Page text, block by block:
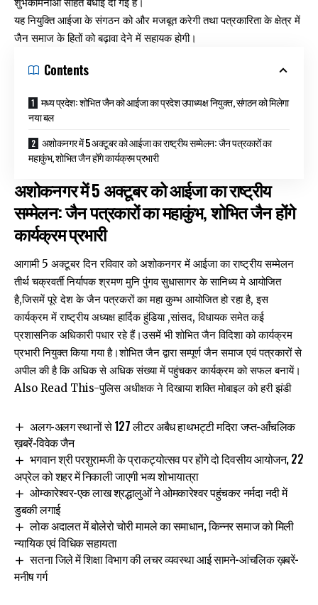
यह नियुक्ति आईजा के संगठन को और मजबूत करेगी तथा पत्रकारिता के क्षेत्र में
जैन समाज के हितों को बढ़ावा देने में सहायक होगी।
Contents
मध्य प्रदेश: शोभित जैन को आईजा का प्रदेश उपाध्यक्ष नियुक्त, संगठन को मिलेगा
नया बल
अशोकनगर में 5 अक्टूबर को आईजा का राष्ट्रीय सम्मेलन: जैन पत्रकारों का
महाकुंभ, शोभित जैन होंगे कार्यक्रम प्रभारी
अशोकनगर में 5 अक्टूबर को आईजा का राष्ट्रीय
सम्मेलन: जैन पत्रकारों का महाकुंभ, शोभित जैन होंगे
कार्यक्रम प्रभारी
आगामी 5 अक्टूबर दिन रविवार को अशोकनगर में आईजा का राष्ट्रीय सम्मेलन
तीर्थ चक्रवर्ती निर्यापक श्रमण मुनि पुंगव सुधासागर के सानिध्य मे आयोजित
है,जिसमें पूरे देश के जैन पत्रकरों का महा कुम्भ आयोजित हो रहा है, इस
कार्यक्रम में राष्ट्रीय अध्यक्ष हार्दिक हुंडिया ,सांसद, विधायक समेत कई
प्रशासनिक अधिकारी पधार रहे हैं।उसमें भी शोभित जैन विदिशा को कार्यक्रम
प्रभारी नियुक्त किया गया है।शोभित जैन द्वारा सम्पूर्ण जैन समाज एवं पत्रकारों से
अपील की है कि अधिक से अधिक संख्या में पहुंचकर कार्यक्रम को सफल बनायें।
Also Read This-पुलिस अधीक्षक ने दिखाया शक्ति मोबाइल को हरी झंडी
अलग-अलग स्थानों से 127 लीटर अबैध हाथभट्टी मदिरा जप्त-आँचलिक
ख़बरें-विवेक जैन
भगवान श्री परशुरामजी के प्राकट्योत्सव पर होंगे दो दिवसीय आयोजन, 22
अप्रेल को शहर में निकाली जाएगी भव्य शोभायात्रा
ओम्कारेश्वर-एक लाख श्रद्धालुओं ने ओमकारेश्वर पहुंचकर नर्मदा नदी में
डुबकी लगाई
लोक अदालत में बोलेरो चोरी मामले का समाधान, किन्नर समाज को मिली
न्यायिक एवं विधिक सहायता
सतना जिले में शिक्षा विभाग की लचर व्यवस्था आई सामने-आंचलिक ख़बरें-
मनीष गर्ग